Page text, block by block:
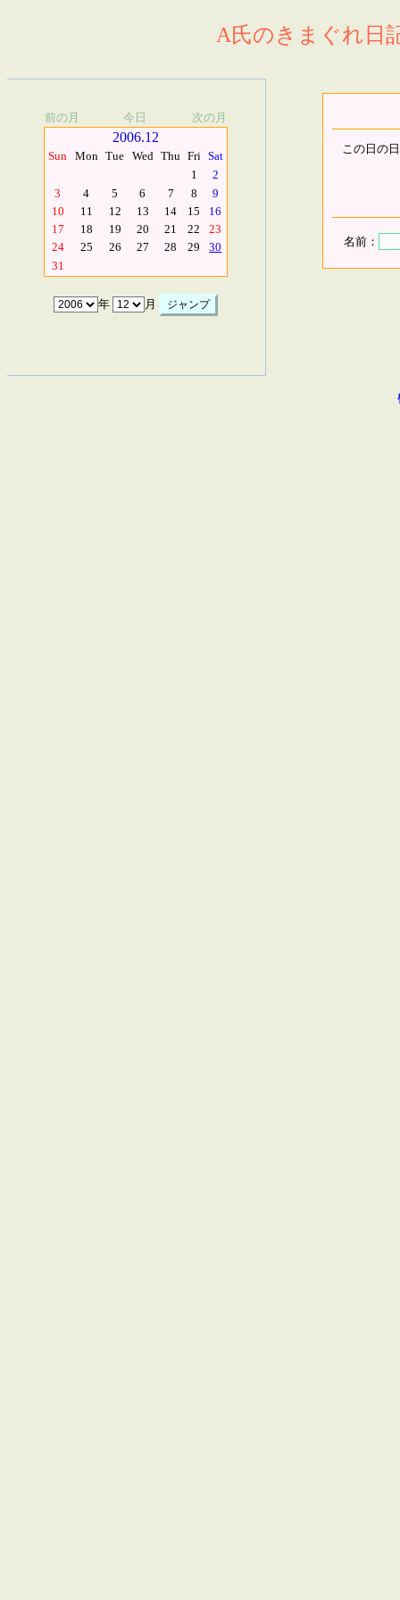
A氏のきまぐれ日
前の月 今日 次の月
2006.12
Sun Mon Tue Wed Thu Fri Sat
1
2
3
4 5 6 7 8
9
10
11 12 13 14 15
16
17
18 19 20 21 22
23
24
25 26 27 28 29
30
31
年 月
この日の
名前：